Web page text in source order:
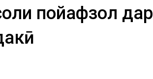
пойафзол дар